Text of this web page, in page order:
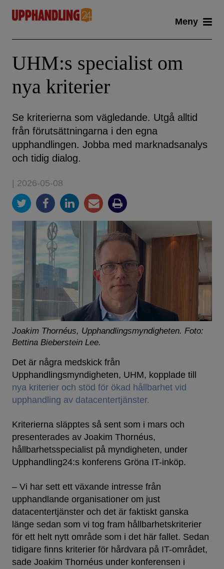
content
Meny
UHM:s specialist om
nya kriterier
Se kriterierna som vägledande. Utgå alltid
från förutsättningarna i den egna
upphandlingen. Jobba med marknadsanalys
och tidig dialog.
| 2026-05-08
Joakim Thornéus, Upphandlingsmyndigheten. Foto:
Bettina Bieberstein Lee.
Det är några medskick från
Upphandlingsmyndigheten, UHM, kopplade till
nya kriterier och stöd för ökad hållbarhet vid
upphandling av datacentertjänster.
Kriterierna släpptes så sent som i mars och
presenterades av Joakim Thornéus,
hållbarhetsspecialist på myndigheten, under
Upphandling24:s konferens Gröna IT-inköp.
– Vi har sett ett växande intresse från
upphandlande organisationer om just
datacentertjänster och det är faktiskt ganska
länge sedan som vi tog fram hållbarhetskriterier
för ett helt nytt område som i det här fallet. Sedan
tidigare finns kriterier för hårdvara på IT-området,
sade Joakim Thornéus under konferensen i